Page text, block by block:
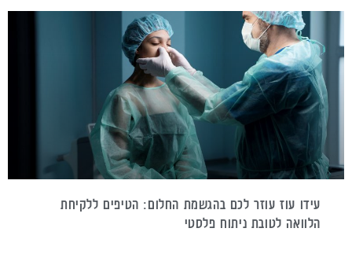
עידו עוז עוזר לכם בהגשמת החלום: הטיפים ללקיחת
הלוואה לטובת ניתוח פלסטי